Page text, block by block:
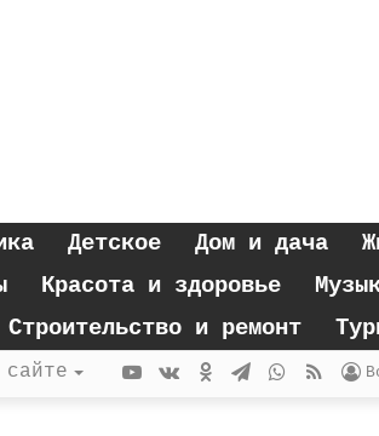
Детское Дом и дача
Красота и здоровье
Строительство и ремонт
RSS
Telegram
Одноклассники
vk.com
YouTube